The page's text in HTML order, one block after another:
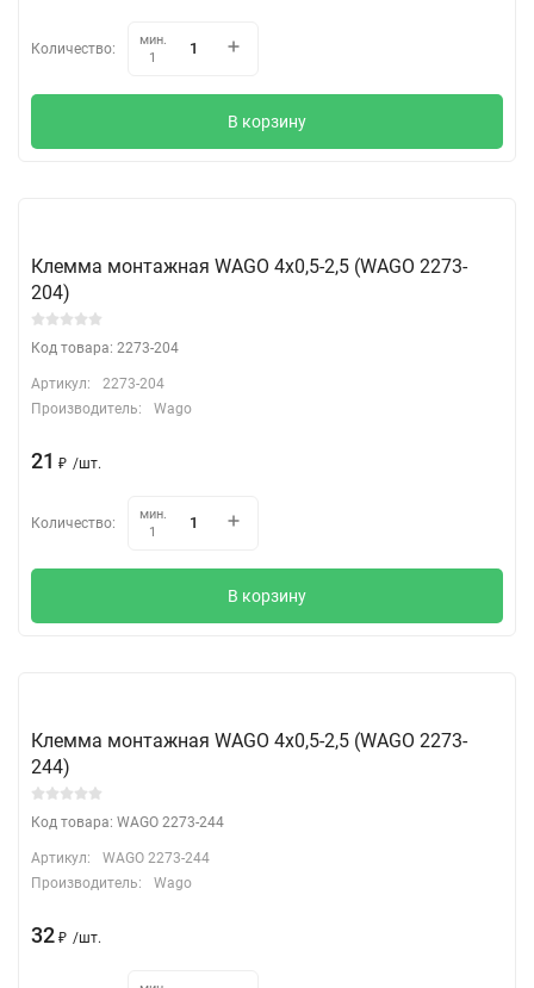
Количество:
мин.
1
В корзину
Клемма монтажная WAGO 4х0,5-2,5 (WAGO 2273-
204)
Код товара: 2273-204
Артикул:
2273-204
Производитель:
Wago
21 ₽ /шт.
Количество:
мин.
1
В корзину
Клемма монтажная WAGO 4х0,5-2,5 (WAGO 2273-
244)
Код товара: WAGO 2273-244
Артикул:
WAGO 2273-244
Производитель:
Wago
32 ₽ /шт.